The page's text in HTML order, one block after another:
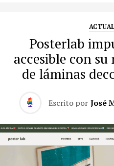
Posterlab
accesible con
de láminas
Escrito por José